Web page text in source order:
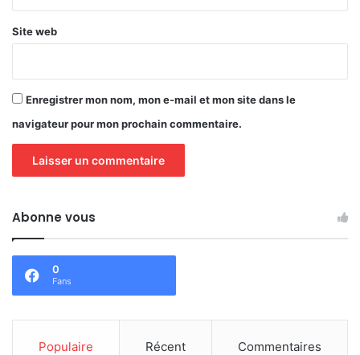
Site web
Enregistrer mon nom, mon e-mail et mon site dans le
navigateur pour mon prochain commentaire.
Abonne vous
0
Fans
Populaire Récent Commentaires